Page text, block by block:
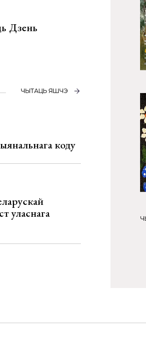
Дзень
ЧЫТАЦЬ ЯШЧЭ
коду
уласнага